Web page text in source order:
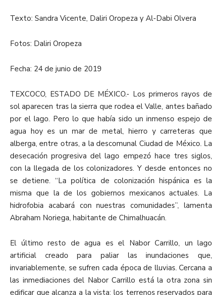
Texto: Sandra Vicente, Daliri Oropeza y Al-Dabi Olvera
Fotos: Daliri Oropeza
Fecha: 24 de junio de 2019
TEXCOCO, ESTADO DE MÉXICO.- Los primeros rayos de
sol aparecen tras la sierra que rodea el Valle, antes bañado
por el lago. Pero lo que había sido un inmenso espejo de
agua hoy es un mar de metal, hierro y carreteras que
alberga, entre otras, a la descomunal Ciudad de México. La
desecación progresiva del lago empezó hace tres siglos,
con la llegada de los colonizadores. Y desde entonces no
se detiene. “La política de colonización hispánica es la
misma que la de los gobiernos mexicanos actuales. La
hidrofobia acabará con nuestras comunidades”, lamenta
Abraham Noriega, habitante de Chimalhuacán.
El último resto de agua es el Nabor Carrillo, un lago
artificial creado para paliar las inundaciones que,
invariablemente, se sufren cada época de lluvias. Cercana a
las inmediaciones del Nabor Carrillo está la otra zona sin
edificar que alcanza a la vista: los terrenos reservados para